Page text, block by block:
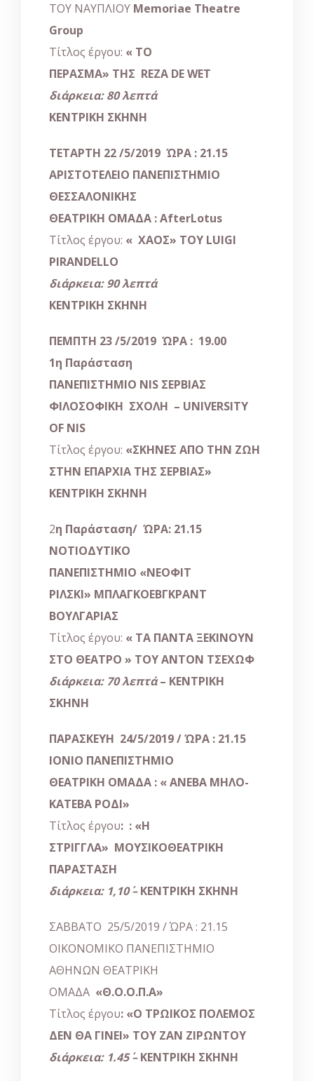
ΤΟΥ ΝΑΥΠΛΙΟΥ Memoriae Theatre
Group
Τίτλος έργου: « ΤΟ
ΠΕΡΑΣΜΑ» ΤΗΣ REZA DE WET
διάρκεια: 80 λεπτά
ΚΕΝΤΡΙΚΗ ΣΚΗΝΗ
ΤΕΤΑΡΤΗ 22 /5/2019 ΏΡΑ : 21.15
ΑΡΙΣΤΟΤΕΛΕΙΟ ΠΑΝΕΠΙΣΤΗΜΙΟ
ΘΕΣΣΑΛΟΝΙΚΗΣ
ΘΕΑΤΡΙΚΗ ΟΜΑΔΑ :AfterLotus
Τίτλος έργου: « ΧΑΟΣ» ΤΟΥ LUIGI
PIRANDELLO
διάρκεια: 90 λεπτά
ΚΕΝΤΡΙΚΗ ΣΚΗΝΗ
ΠΕΜΠΤΗ 23 /5/2019 ΏΡΑ : 19.00
1η Παράσταση
ΠΑΝΕΠΙΣΤΗΜΙΟ NIS ΣΕΡΒΙΑΣ
ΦΙΛΟΣΟΦΙΚΗ ΣΧΟΛΗ – UNIVERSITY
OF NIS
Τίτλος έργου: «ΣΚΗΝΕΣ ΑΠΟ ΤΗΝ ΖΩΗ
ΣΤΗΝ ΕΠΑΡΧΙΑ ΤΗΣ ΣΕΡΒΙΑΣ»
ΚΕΝΤΡΙΚΗ ΣΚΗΝΗ
2η Παράσταση/ ΏΡΑ: 21.15
ΝΟΤΙΟΔΥΤΙΚΟ
ΠΑΝΕΠΙΣΤΗΜΙΟ «ΝΕΟΦΙΤ
ΡΙΛΣΚΙ» ΜΠΛΑΓΚΟΕΒΓΚΡΑΝΤ
ΒΟΥΛΓΑΡΙΑΣ
Τίτλος έργου: « ΤΑ ΠΑΝΤΑ ΞΕΚΙΝΟΥΝ
ΣΤΟ ΘΕΑΤΡΟ » ΤΟΥ ΑΝΤΟΝ ΤΣΕΧΩΦ
διάρκεια: 70 λεπτά– ΚΕΝΤΡΙΚΗ
ΣΚΗΝΗ
ΠΑΡΑΣΚΕΥΗ 24/5/2019 / ΏΡΑ : 21.15
ΙΟΝΙΟ ΠΑΝΕΠΙΣΤΗΜΙΟ
ΘΕΑΤΡΙΚΗ ΟΜΑΔΑ : «ΑΝΕΒΑ ΜΗΛΟ-
ΚΑΤΕΒΑ ΡΟΔΙ»
Τίτλος έργου: : «Η
ΣΤΡΙΓΓΛΑ» ΜΟΥΣΙΚΟΘΕΑΤΡΙΚΗ
ΠΑΡΑΣΤΑΣΗ
διάρκεια: 1,10΄ –ΚΕΝΤΡΙΚΗ ΣΚΗΝΗ
ΣΑΒΒΑΤΟ 25/5/2019 / ΏΡΑ : 21.15
ΟΙΚΟΝΟΜΙΚΟ ΠΑΝΕΠΙΣΤΗΜΙΟ
ΑΘΗΝΩΝ ΘΕΑΤΡΙΚΗ
ΟΜΑΔΑ «Θ.Ο.Ο.Π.Α»
Τίτλος έργου: «Ο ΤΡΩΙΚΟΣ ΠΟΛΕΜΟΣ
ΔΕΝ ΘΑ ΓΙΝΕΙ» ΤΟΥ ΖΑΝ ΖΙΡΩΝΤΟΥ
διάρκεια: 1.45΄ –ΚΕΝΤΡΙΚΗ ΣΚΗΝΗ